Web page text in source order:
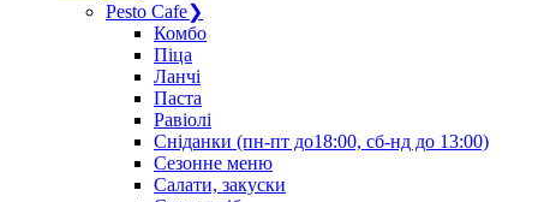
Pesto Cafe❯
Комбо
Піца
Ланчі
Паста
Равіолі
Сніданки (пн-пт до18:00, сб-нд до 13:00)
Сезонне меню
Салати, закуски